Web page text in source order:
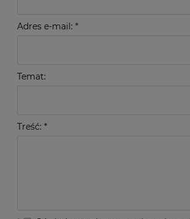
Adres e-mail: *
Temat:
Treść: *